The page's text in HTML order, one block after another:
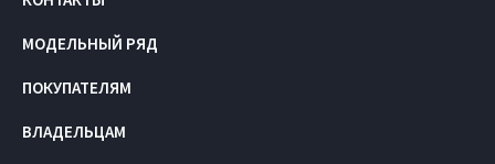
МОДЕЛЬНЫЙ РЯД
ПОКУПАТЕЛЯМ
ВЛАДЕЛЬЦАМ